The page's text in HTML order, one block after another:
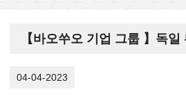
【바오쑤오 기업 그룹 】독
04-04-2023